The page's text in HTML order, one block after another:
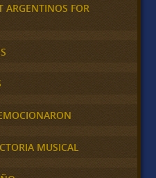
ARGENTINOS FOR
MUSICAL